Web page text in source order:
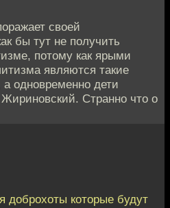
своей
бы тут не получить
потому как ярыми
являются такие
одновременно дети
Странно что о
доброхоты которые будут